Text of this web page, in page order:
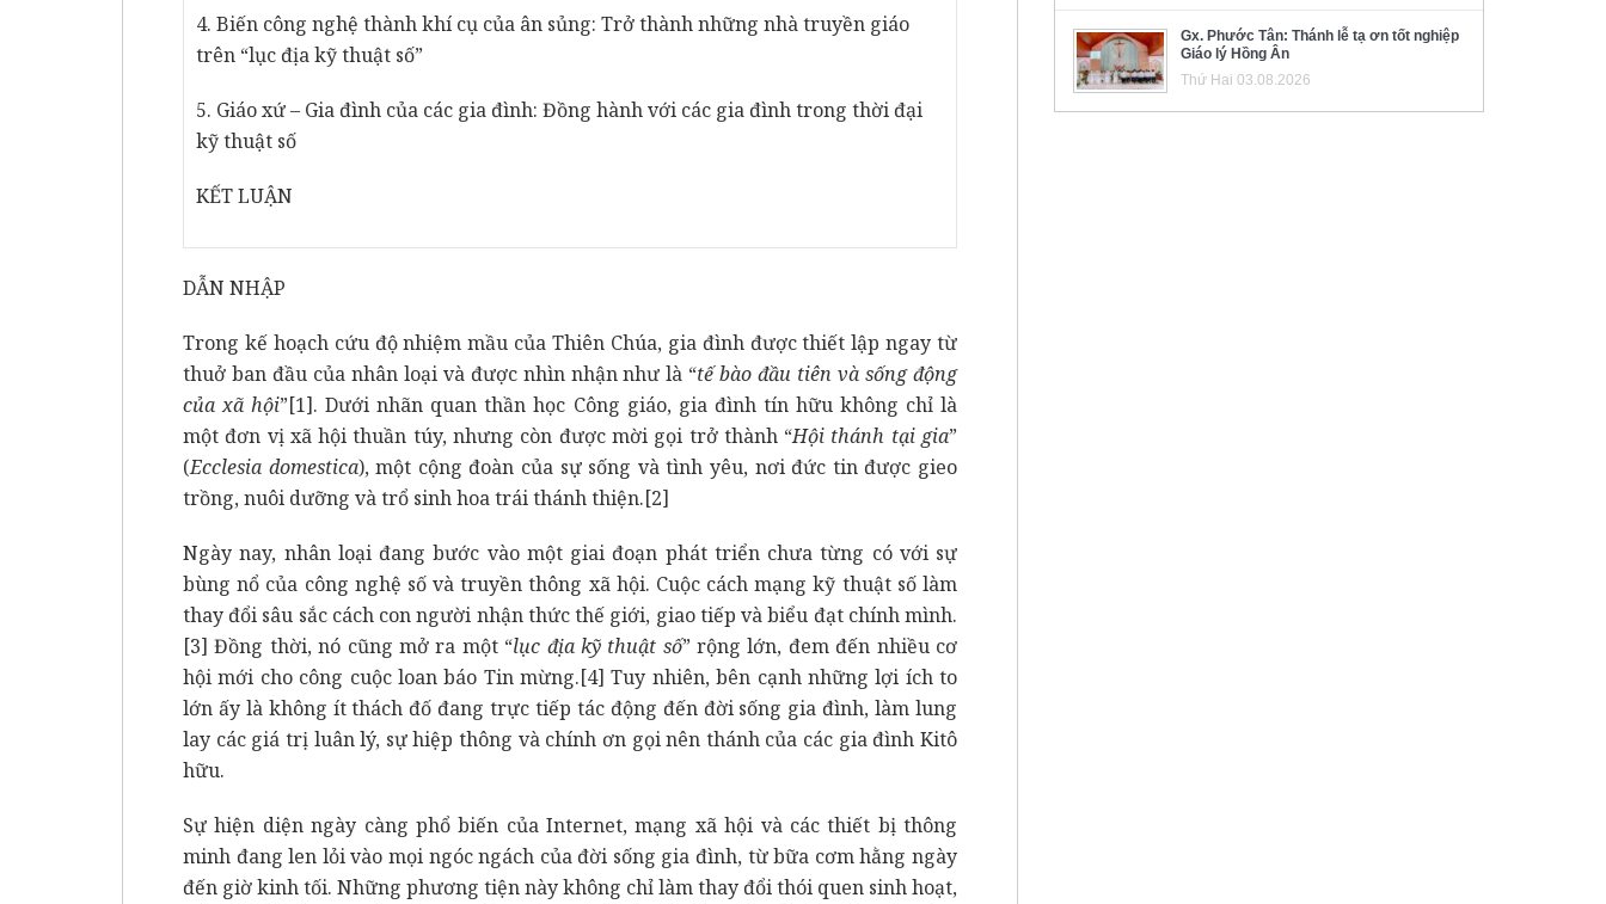
4. Biến công nghệ thành khí cụ của ân sủng: Trở thành những nhà truyền giáo
trên “lục địa kỹ thuật số”
5. Giáo xứ – Gia đình của các gia đình: Đồng hành với các gia đình trong thời đại
kỹ thuật số
KẾT LUẬN
DẪN NHẬP
Trong kế hoạch cứu độ nhiệm mầu của Thiên Chúa, gia đình được thiết lập ngay từ
thuở ban đầu của nhân loại và được nhìn nhận như là “tế bào đầu tiên và sống động
của xã hội”[1]. Dưới nhãn quan thần học Công giáo, gia đình tín hữu không chỉ là
một đơn vị xã hội thuần túy, nhưng còn được mời gọi trở thành “Hội thánh tại gia”
(Ecclesia domestica), một cộng đoàn của sự sống và tình yêu, nơi đức tin được gieo
trồng, nuôi dưỡng và trổ sinh hoa trái thánh thiện.[2]
Ngày nay, nhân loại đang bước vào một giai đoạn phát triển chưa từng có với sự
bùng nổ của công nghệ số và truyền thông xã hội. Cuộc cách mạng kỹ thuật số làm
thay đổi sâu sắc cách con người nhận thức thế giới, giao tiếp và biểu đạt chính mình.
[3] Đồng thời, nó cũng mở ra một “lục địa kỹ thuật số” rộng lớn, đem đến nhiều cơ
hội mới cho công cuộc loan báo Tin mừng.[4] Tuy nhiên, bên cạnh những lợi ích to
lớn ấy là không ít thách đố đang trực tiếp tác động đến đời sống gia đình, làm lung
lay các giá trị luân lý, sự hiệp thông và chính ơn gọi nên thánh của các gia đình Kitô
hữu.
Sự hiện diện ngày càng phổ biến của Internet, mạng xã hội và các thiết bị thông
minh đang len lỏi vào mọi ngóc ngách của đời sống gia đình, từ bữa cơm hằng ngày
đến giờ kinh tối. Những phương tiện này không chỉ làm thay đổi thói quen sinh hoạt,
Gx. Phước Tân: Thánh lễ tạ ơn tốt nghiệp
Giáo lý Hồng Ân
Thứ Hai 03.08.2026